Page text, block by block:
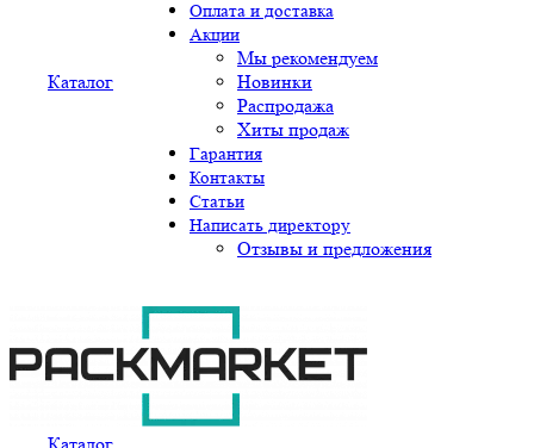
Каталог
Оплата и доставка
Акции
Мы рекомендуем
Новинки
Распродажа
Хиты продаж
Гарантия
Контакты
Статьи
Написать директору
Отзывы и предложения